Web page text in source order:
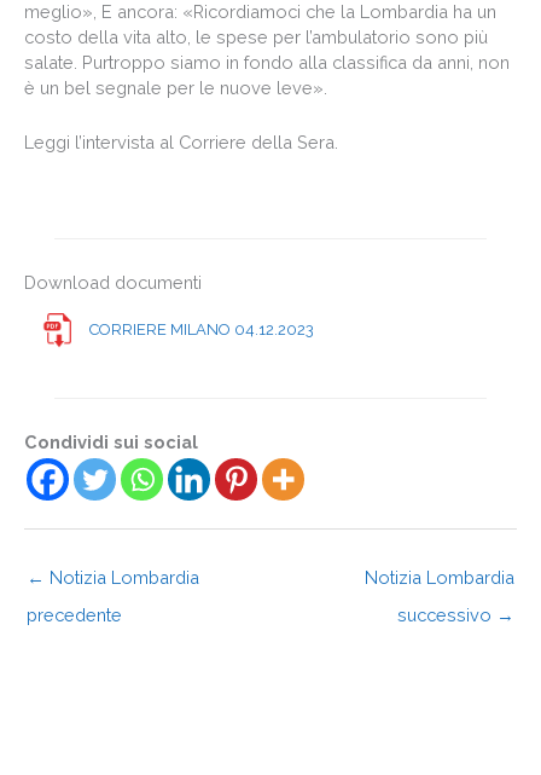
meglio», E ancora: «Ricordiamoci che la Lombardia ha un
costo della vita alto, le spese per l’ambulatorio sono più
salate. Purtroppo siamo in fondo alla classifica da anni, non
è un bel segnale per le nuove leve».
Leggi l’intervista al Corriere della Sera.
Download documenti
CORRIERE MILANO 04.12.2023
Condividi sui social
← Notizia Lombardia
precedente
Notizia Lombardia
successivo →